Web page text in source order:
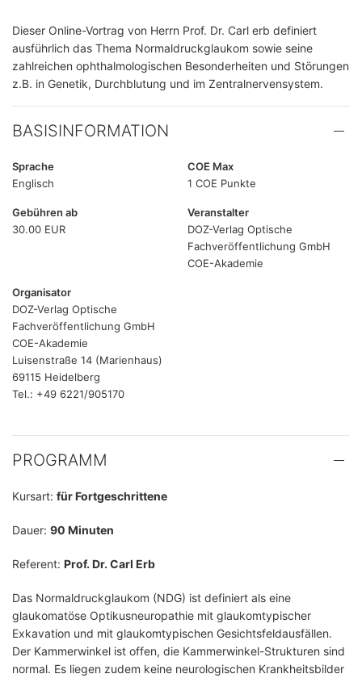
Dieser Online-Vortrag von Herrn Prof. Dr. Carl erb definiert
ausführlich das Thema Normaldruckglaukom sowie seine
zahlreichen ophthalmologischen Besonderheiten und Störungen
z.B. in Genetik, Durchblutung und im Zentralnervensystem.
BASISINFORMATION
Sprache
Englisch
COE Max
1 COE Punkte
Gebühren ab
30.00 EUR
Veranstalter
DOZ-Verlag Optische
Fachveröffentlichung GmbH
COE-Akademie
Organisator
DOZ-Verlag Optische
Fachveröffentlichung GmbH
COE-Akademie
Luisenstraße 14 (Marienhaus)
69115 Heidelberg
Tel.: +49 6221/905170
PROGRAMM
Kursart: für Fortgeschrittene
Dauer: 90 Minuten
Referent: Prof. Dr. Carl Erb
Das Normaldruckglaukom (NDG) ist definiert als eine
glaukomatöse Optikusneuropathie mit glaukomtypischer
Exkavation und mit glaukomtypischen Gesichtsfeldausfällen.
Der Kammerwinkel ist offen, die Kammerwinkel-Strukturen sind
normal. Es liegen zudem keine neurologischen Krankheitsbilder